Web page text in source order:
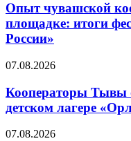
Опыт чувашской
площадке: итоги
России»
07.08.2026
Кооператоры Тывы
детском лагере
07.08.2026